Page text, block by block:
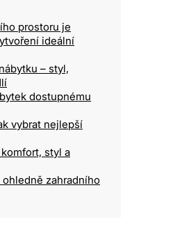
prostoru je
ideální
– styl,
dostupnému
vybrat nejlepší
styl a
zahradního